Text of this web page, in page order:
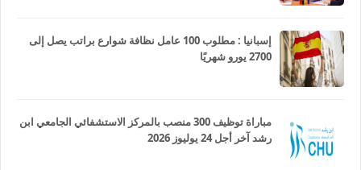
إسبانيا : مطلوب 100 عامل نظافة شوارع براتب يصل إلى
2700 يورو شهريًا
مباراة توظيف 300 منصب بالمركز الاستشفائي الجامعي ابن
رشد آخر أجل 24 يوليوز 2026